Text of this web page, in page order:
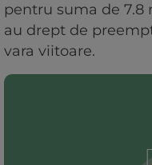
pentru suma de
au drept de
vara viitoare.